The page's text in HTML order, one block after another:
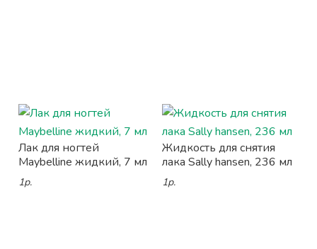
Лак для ногтей
Maybelline жидкий, 7 мл
1р.
Жидкость для снятия
лака Sally hansen, 236 мл
1р.